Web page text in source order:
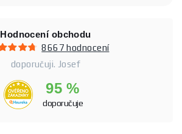
Hodnocení obchodu
8667 hodnocení
doporučuji. Josef
95 %
doporučuje